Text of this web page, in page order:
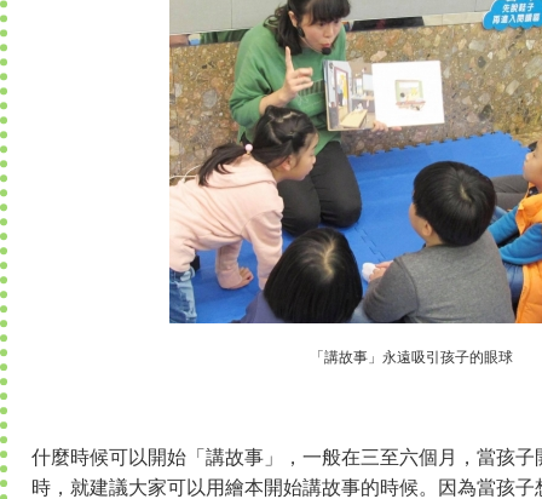
「講故事」永遠吸引孩子的眼球
什麼時候可以開始「講故事」，一般在三至六個月，當孩
時，就建議大家可以用繪本開始講故事的時候。因為當孩